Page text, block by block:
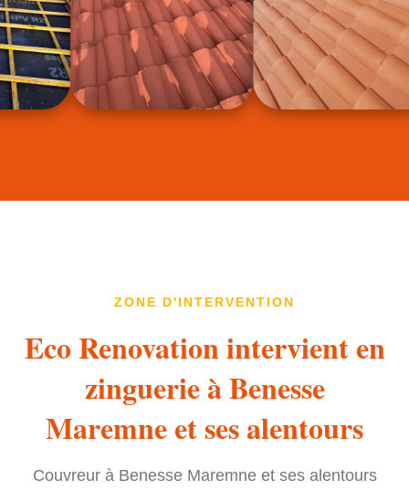
ZONE D'INTERVENTION
Eco Renovation intervient en
zinguerie à Benesse
Maremne et ses alentours
Couvreur à Benesse Maremne et ses alentours